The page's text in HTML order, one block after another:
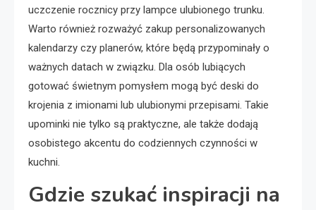
uczczenie rocznicy przy lampce ulubionego trunku.
Warto również rozważyć zakup personalizowanych
kalendarzy czy planerów, które będą przypominały o
ważnych datach w związku. Dla osób lubiących
gotować świetnym pomysłem mogą być deski do
krojenia z imionami lub ulubionymi przepisami. Takie
upominki nie tylko są praktyczne, ale także dodają
osobistego akcentu do codziennych czynności w
kuchni.
Gdzie szukać inspiracji na